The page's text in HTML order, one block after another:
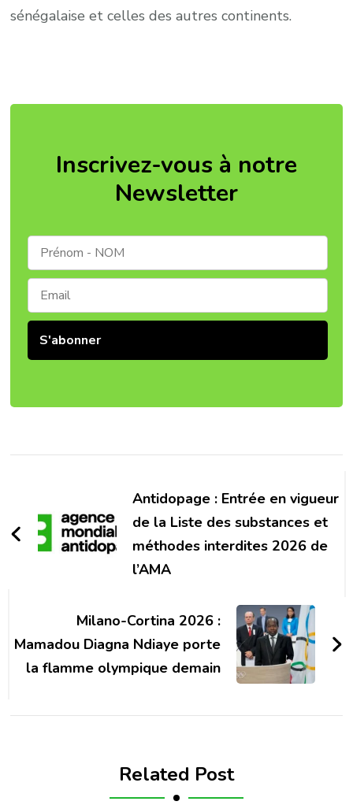
sénégalaise et celles des autres continents.
Inscrivez-vous à notre
Newsletter
NavigationAntidopage : Entrée en vigueur
de la Liste des substances et
méthodes interdites 2026 de
l’AMA
Milano-Cortina 2026 :
Mamadou Diagna Ndiaye porte
la flamme olympique demain
Related Post